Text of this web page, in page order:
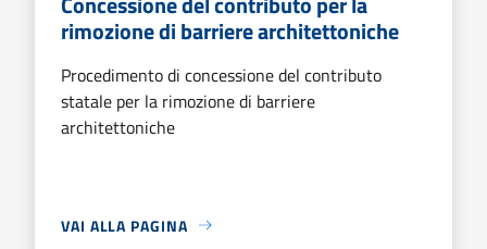
rimozione di barriere architettoniche
Procedimento di concessione del contributo
statale per la rimozione di barriere
architettoniche
VAI ALLA PAGINA